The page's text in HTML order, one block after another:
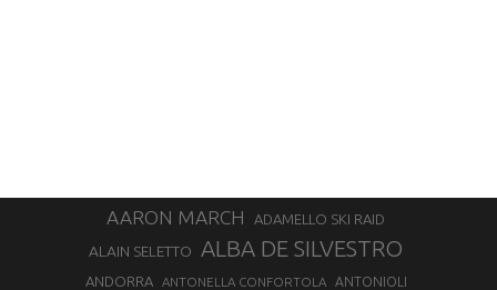
AARON MARCH ADAMELLO SKI RAID
ALAIN SELETTO ALBA DE SILVESTRO
ANDORRA ANTONELLA CONFORTOLA ANTONIOLI